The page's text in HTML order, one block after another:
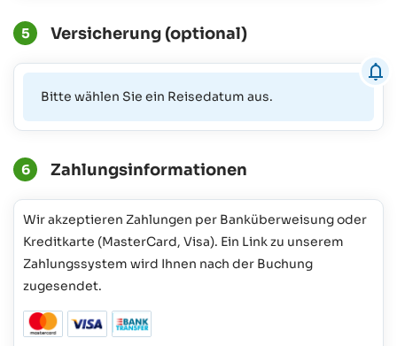
5 Versicherung (optional)
Bitte wählen Sie ein Reisedatum aus.
6 Zahlungsinformationen
Wir akzeptieren Zahlungen per Banküberweisung oder
Kreditkarte (MasterCard, Visa). Ein Link zu unserem
Zahlungssystem wird Ihnen nach der Buchung
zugesendet.